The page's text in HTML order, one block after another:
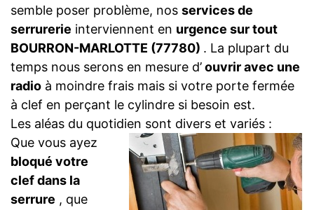
semble poser problème, nos services de
serrurerie interviennent en urgence sur tout
BOURRON-MARLOTTE (77780) . La plupart du
temps nous serons en mesure d’ouvrir avec une
radio à moindre frais mais si votre porte fermée
à clef en perçant le cylindre si besoin est.
Les aléas du quotidien sont divers et variés :
Que vous ayez
bloqué votre
clef dans la
serrure , que